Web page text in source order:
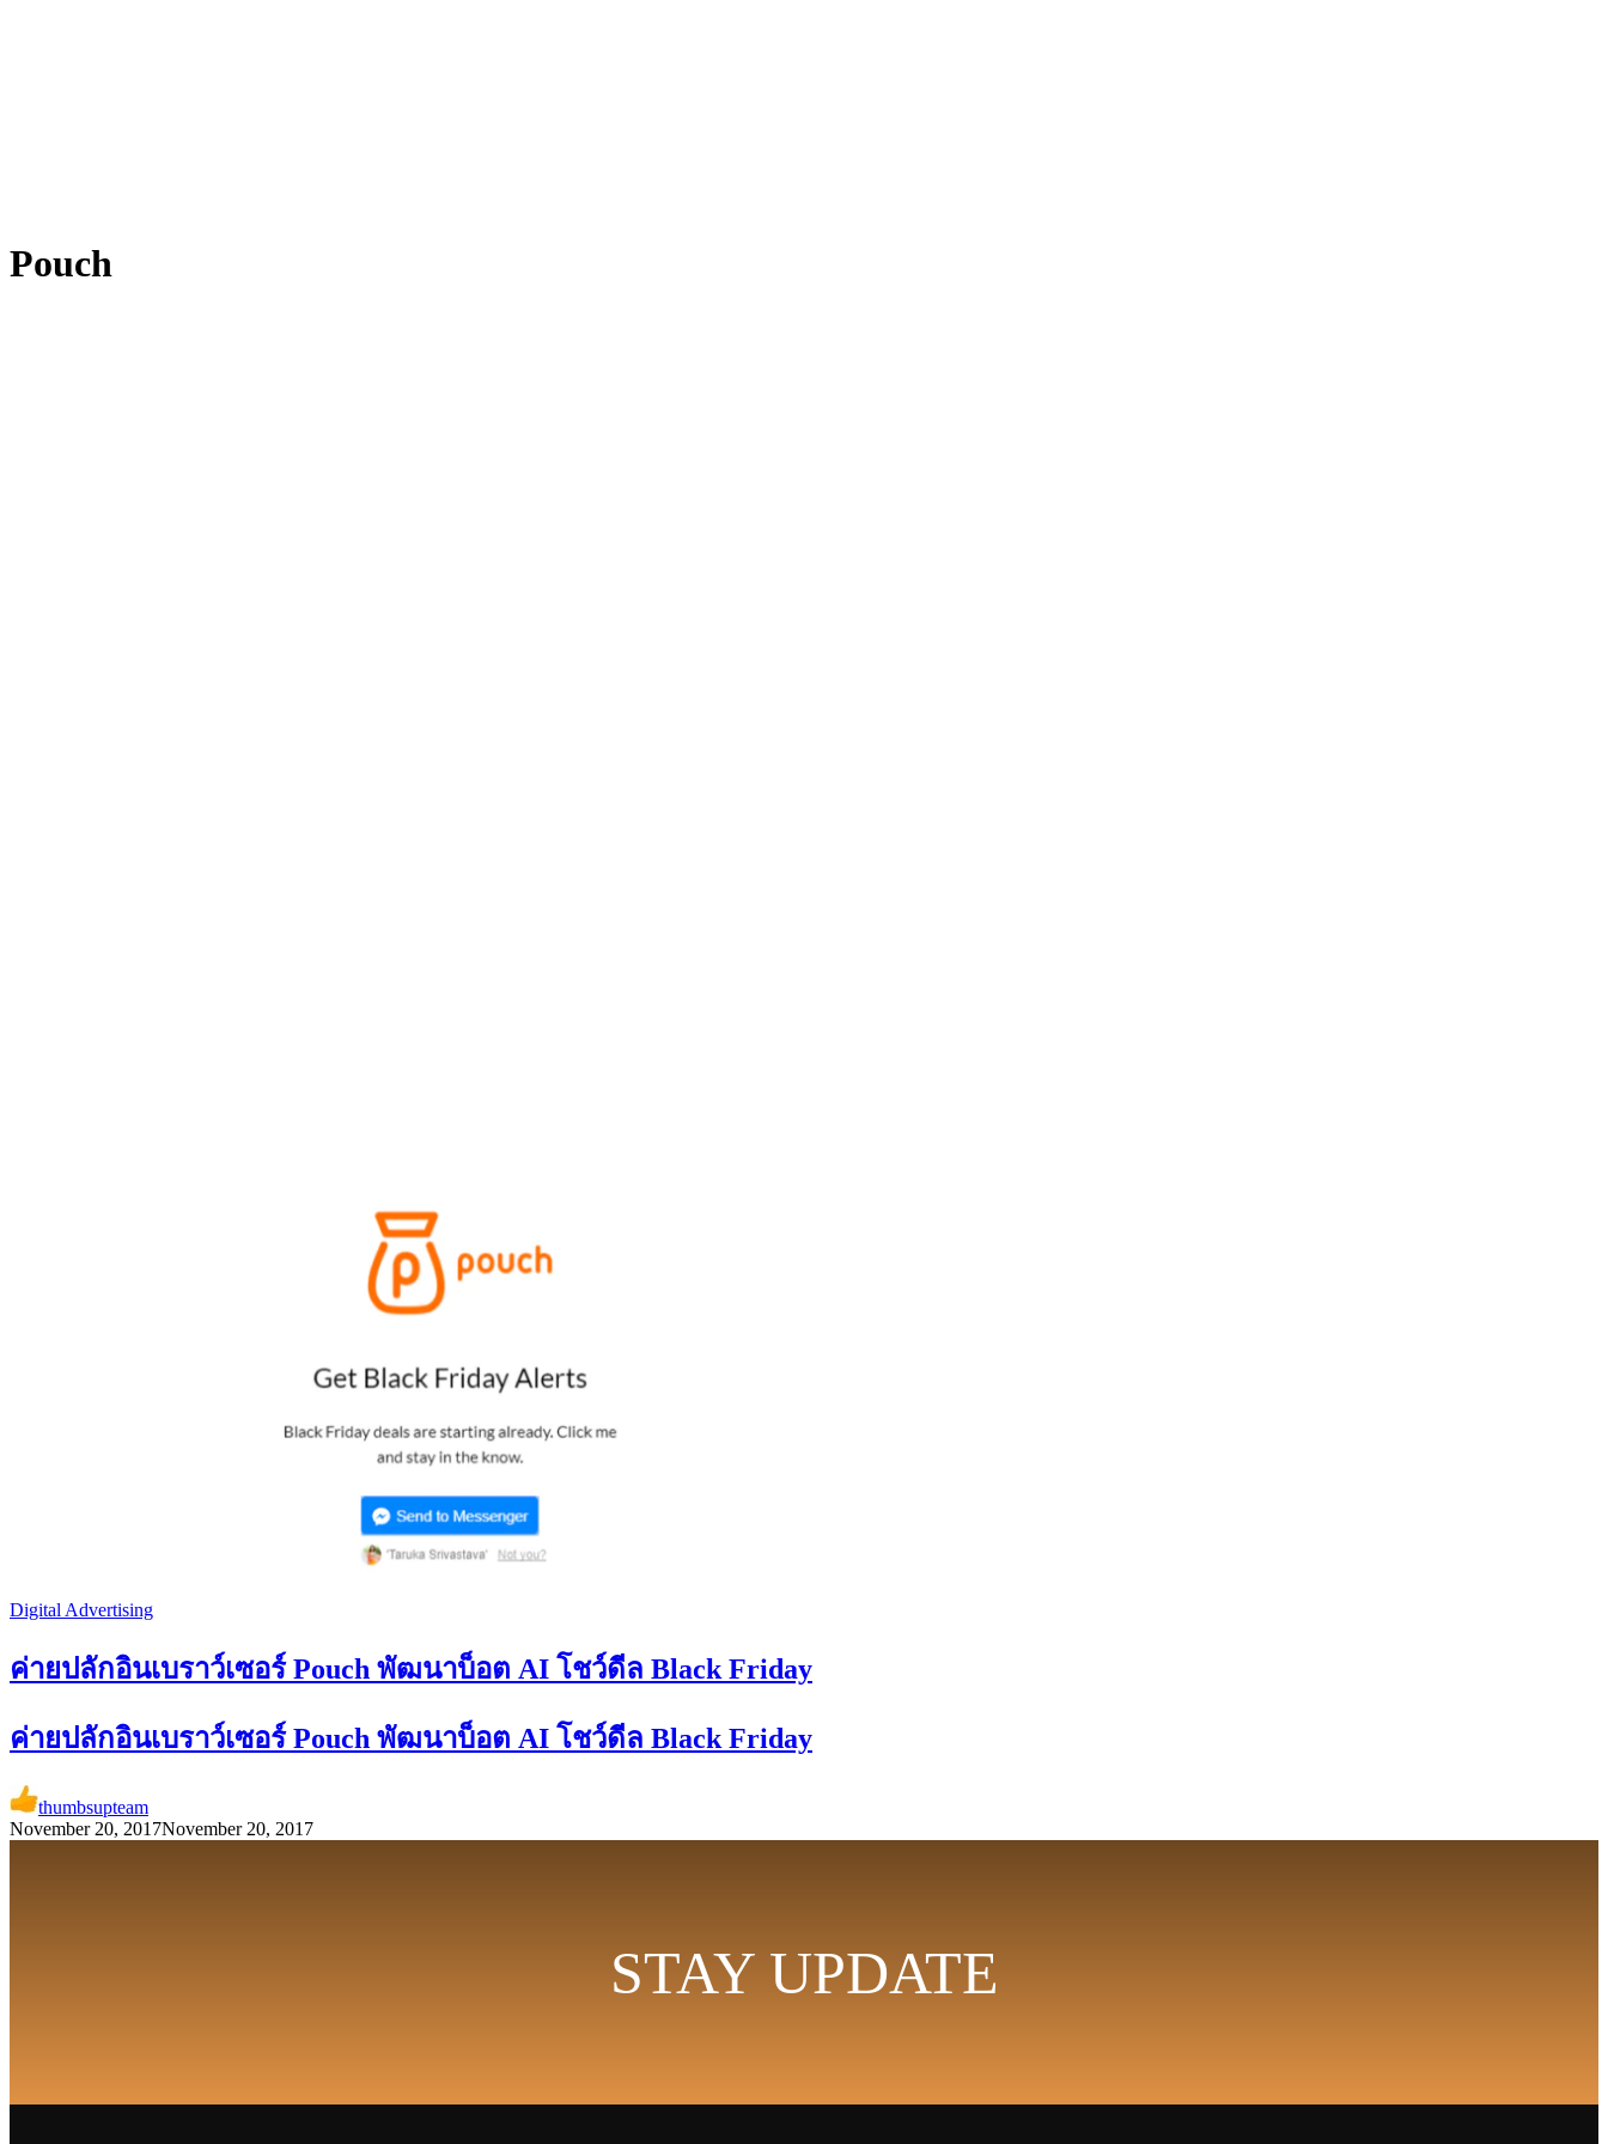
Pouch
Digital Advertising
ค่ายปลักอินเบราว์เซอร์ Pouch พัฒนาบ็อต AI โชว์ดีล Black Friday
ค่ายปลักอินเบราว์เซอร์ Pouch พัฒนาบ็อต AI โชว์ดีล Black Friday
thumbsupteam
November 20, 2017November 20, 2017
STAY UPDATE